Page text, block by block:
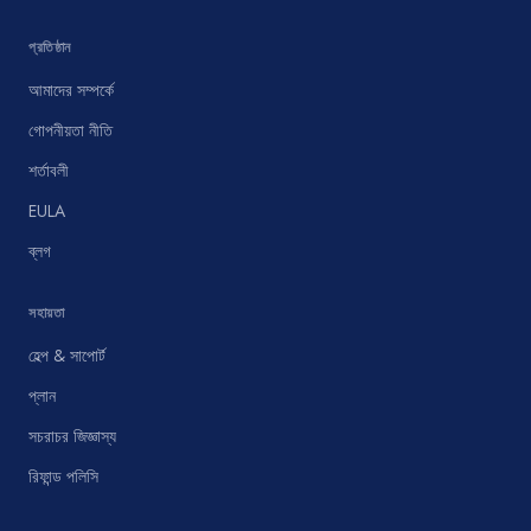
প্রতিষ্ঠান
আমাদের সম্পর্কে
গোপনীয়তা নীতি
শর্তাবলী
EULA
ব্লগ
সহায়তা
হেল্প & সাপোর্ট
প্লান
সচরাচর জিজ্ঞাস্য
রিফান্ড পলিসি